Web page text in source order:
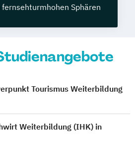
Sphären
Tourismus Weiterbildung
Weiterbildung (IHK) in